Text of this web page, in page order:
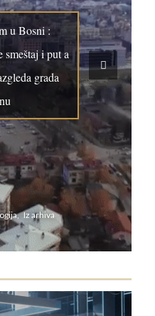
u Bosni :
smeštaj i put a
grada
Iz arhiva